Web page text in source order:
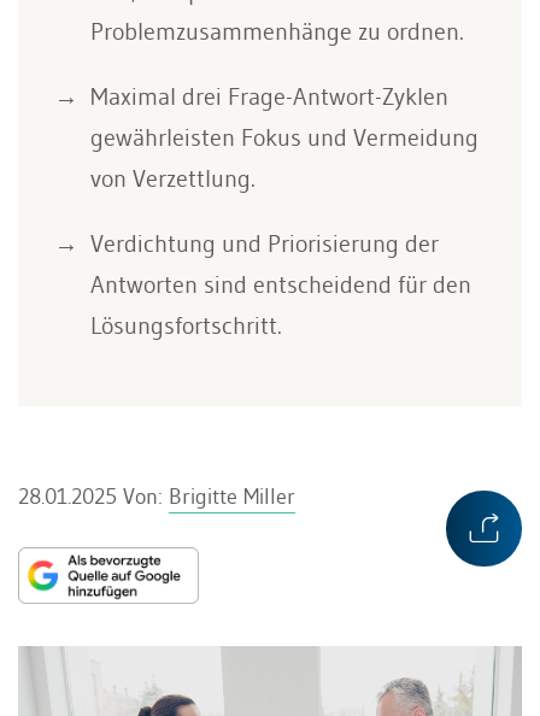
Problemzusammenhänge zu ordnen.
Maximal drei Frage-Antwort-Zyklen
gewährleisten Fokus und Vermeidung
von Verzettlung.
Verdichtung und Priorisierung der
Antworten sind entscheidend für den
Lösungsfortschritt.
28.01.2025 Von: Brigitte Miller